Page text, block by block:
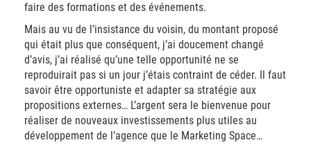
faire des formations et des événements.
Mais au vu de l’insistance du voisin, du montant proposé
qui était plus que conséquent, j’ai doucement changé
d’avis, j’ai réalisé qu’une telle opportunité ne se
reproduirait pas si un jour j’étais contraint de céder. Il faut
savoir être opportuniste et adapter sa stratégie aux
propositions externes… L’argent sera le bienvenue pour
réaliser de nouveaux investissements plus utiles au
développement de l’agence que le Marketing Space…